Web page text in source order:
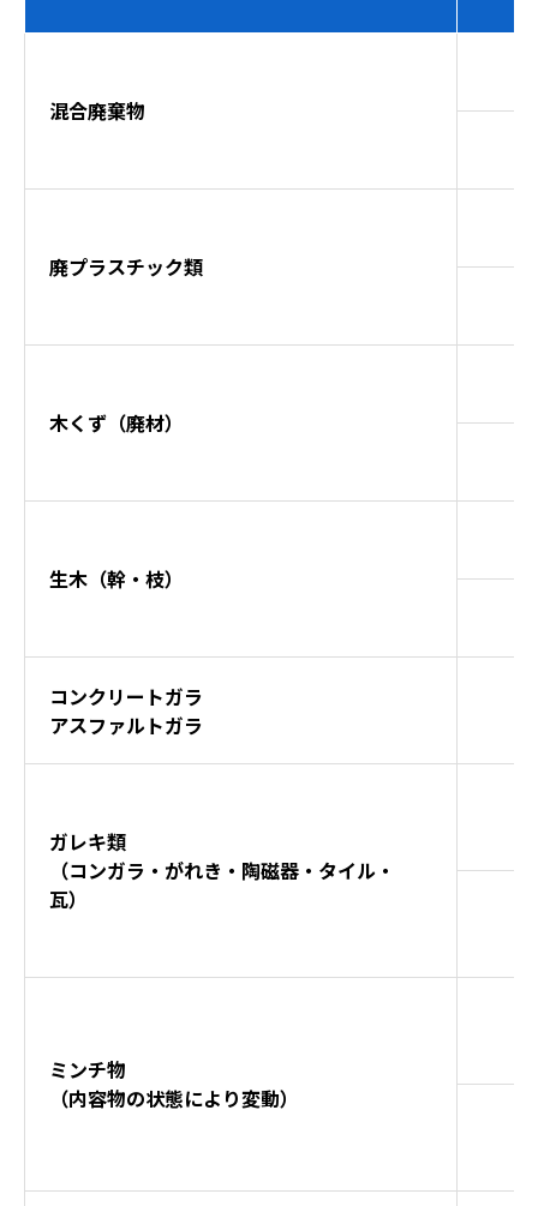
ご利用の流れ
0774-43-2380
混合廃棄物
廃プラスチック類
木くず（廃材）
生木（幹・枝）
コンクリートガラ
アスファルトガラ
ガレキ類
（コンガラ・がれき・陶磁器・タイル・
瓦）
ミンチ物
（内容物の状態により変動）